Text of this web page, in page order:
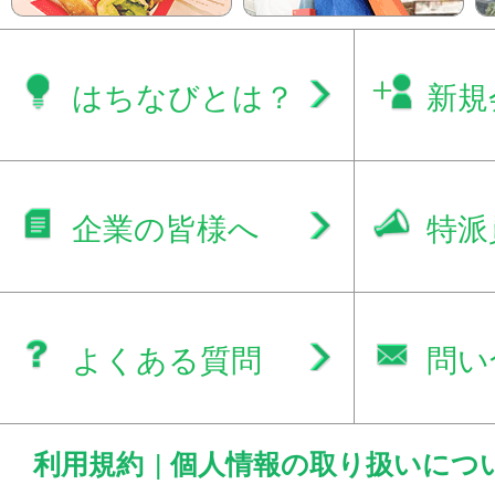
はちなびとは？ 新
企業の皆様へ 特
よくある質問 問
利用規約 | 個人情報の取り扱いにつ